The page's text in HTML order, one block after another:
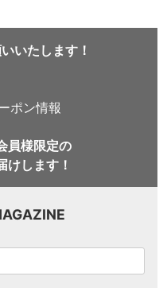
いたします！
ポン情報
員様限定の
けします！